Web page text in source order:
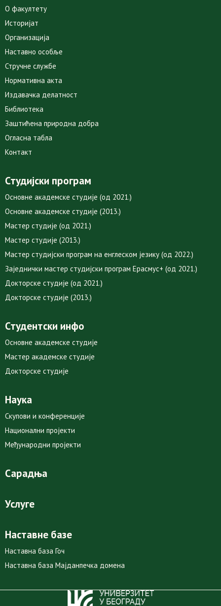
О факултету
Историјат
Организација
Наставно особље
Стручне службе
Нормативна акта
Издавачка делатност
Библиотека
Заштићена природна добра
Огласна табла
Контакт
Студијски програм
Основне академске студије (од 2021.)
Основне академске студије (2013.)
Мастер студије (од 2021.)
Мастер студије (2013.)
Мастер студијски програм на енглеском језику (од 2022.)
Заједнички мастер студијски програм Ерасмус+ (од 2021.)
Докторске студије (од 2021.)
Докторске студије (2013.)
Студентски инфо
Основне академске студије
Мастер академске студије
Докторске студије
Наука
Скупови и конференције
Национални пројекти
Међународни пројекти
Сарадња
Услуге
Наставне базе
Наставна база Гоч
Наставна база Мајданпечка домена